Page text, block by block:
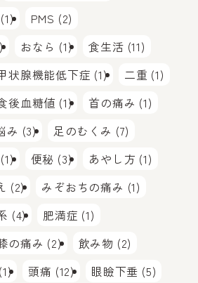
PMS (2)
おなら (1)
食生活 (11)
状腺機能低下症 (1)
二重 (1)
後血糖値 (1)
首の痛み (1)
み (3)
足のむくみ (7)
便秘 (3)
あやし方 (1)
(2)
みぞおちの痛み (1)
(4)
肥満症 (1)
の痛み (2)
飲み物 (2)
頭痛 (12)
眼瞼下垂 (5)